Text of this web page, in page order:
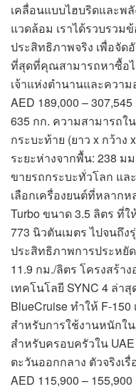
เคลื่อนแบบไฮบริดและพ
แวดล้อม เราได้รวบรวม
ประสิทธิภาพจริง เพื่อจัด
ที่สุดที่คุณสามารถหาซื้อไ
เจ้าแห่งตำนานและควา
AED 189,000 –
635 กก. ความสามารถใ
กระบะท้าย (ยาว x กว้าง
ระยะห่างจากพื้น: 238 ม
ขายรถกระบะทั่วโลก แล
เลือกเครื่องยนต์ที่หลากห
Turbo ขนาด 3.5 ลิตร ที่ใ
773 นิวตันเมตร ไปจนถึง
ประสิทธิภาพการประหยั
11.9 กม./ลิตร โครงสร้า
เทคโนโลยี SYNC 4 ล่า
BlueCruise ทำให้ F-
สำหรับการใช้งานหนักใ
สำหรับครอบครัวใน
ตะวันออกกลาง ตัวจริงเ
AED 115,900 –